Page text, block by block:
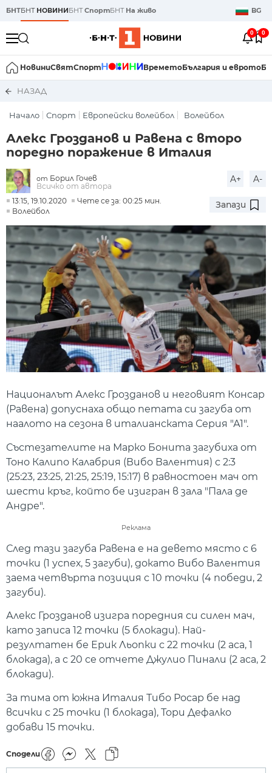
БНТБНТ НОВИНИБНТСпортБНТ На живо BG
0 0
НовиниСвятСпорт ВреметоБългария и еврото
НАЗАД
Начало Спорт Европейски волейбол Волейбол
Алекс Грозданов и Равена с второ
поредно поражение в Италия
от Борил Гочев
Всичко от автора
A+ A-
13:15, 19.10.2020
Чете се за: 00:25 мин.
Волейбол
Запази
Националът Алекс Грозданов и неговият Консар
(Равена) допуснаха общо петата си загуба от
наалото на сезона в италианската Серия "А1".
Състезателите на Марко Бонита загубиха от
Тоно Калипо Калабрия (Вибо Валентия) с 2:3
(25:23, 23:25, 21:25, 25:19, 15:17) в равностоен мач от
шести кръг, който бе изигран в зала "Пала де
Андре".
Реклама
След тази загуба Равена е на девето място с 6
точки (1 успех, 5 загуби), докато Вибо Валентия
заема четвърта позиция с 10 точки (4 победи, 2
загуби).
Алекс Грозданов изигра поредния си силен мач,
като записа 12 точки (5 блокади). Най-
резултатен бе Ерик Льопки с 22 точки (2 аса, 1
блокада), а с 20 се отчете Джулио Пинали (2 аса, 2
блокади).
За тима от южна Италия Тибо Росар бе над
всички с 25 точки (1 блокада), Тори Дефалко
добави 15 точки.
Сподели